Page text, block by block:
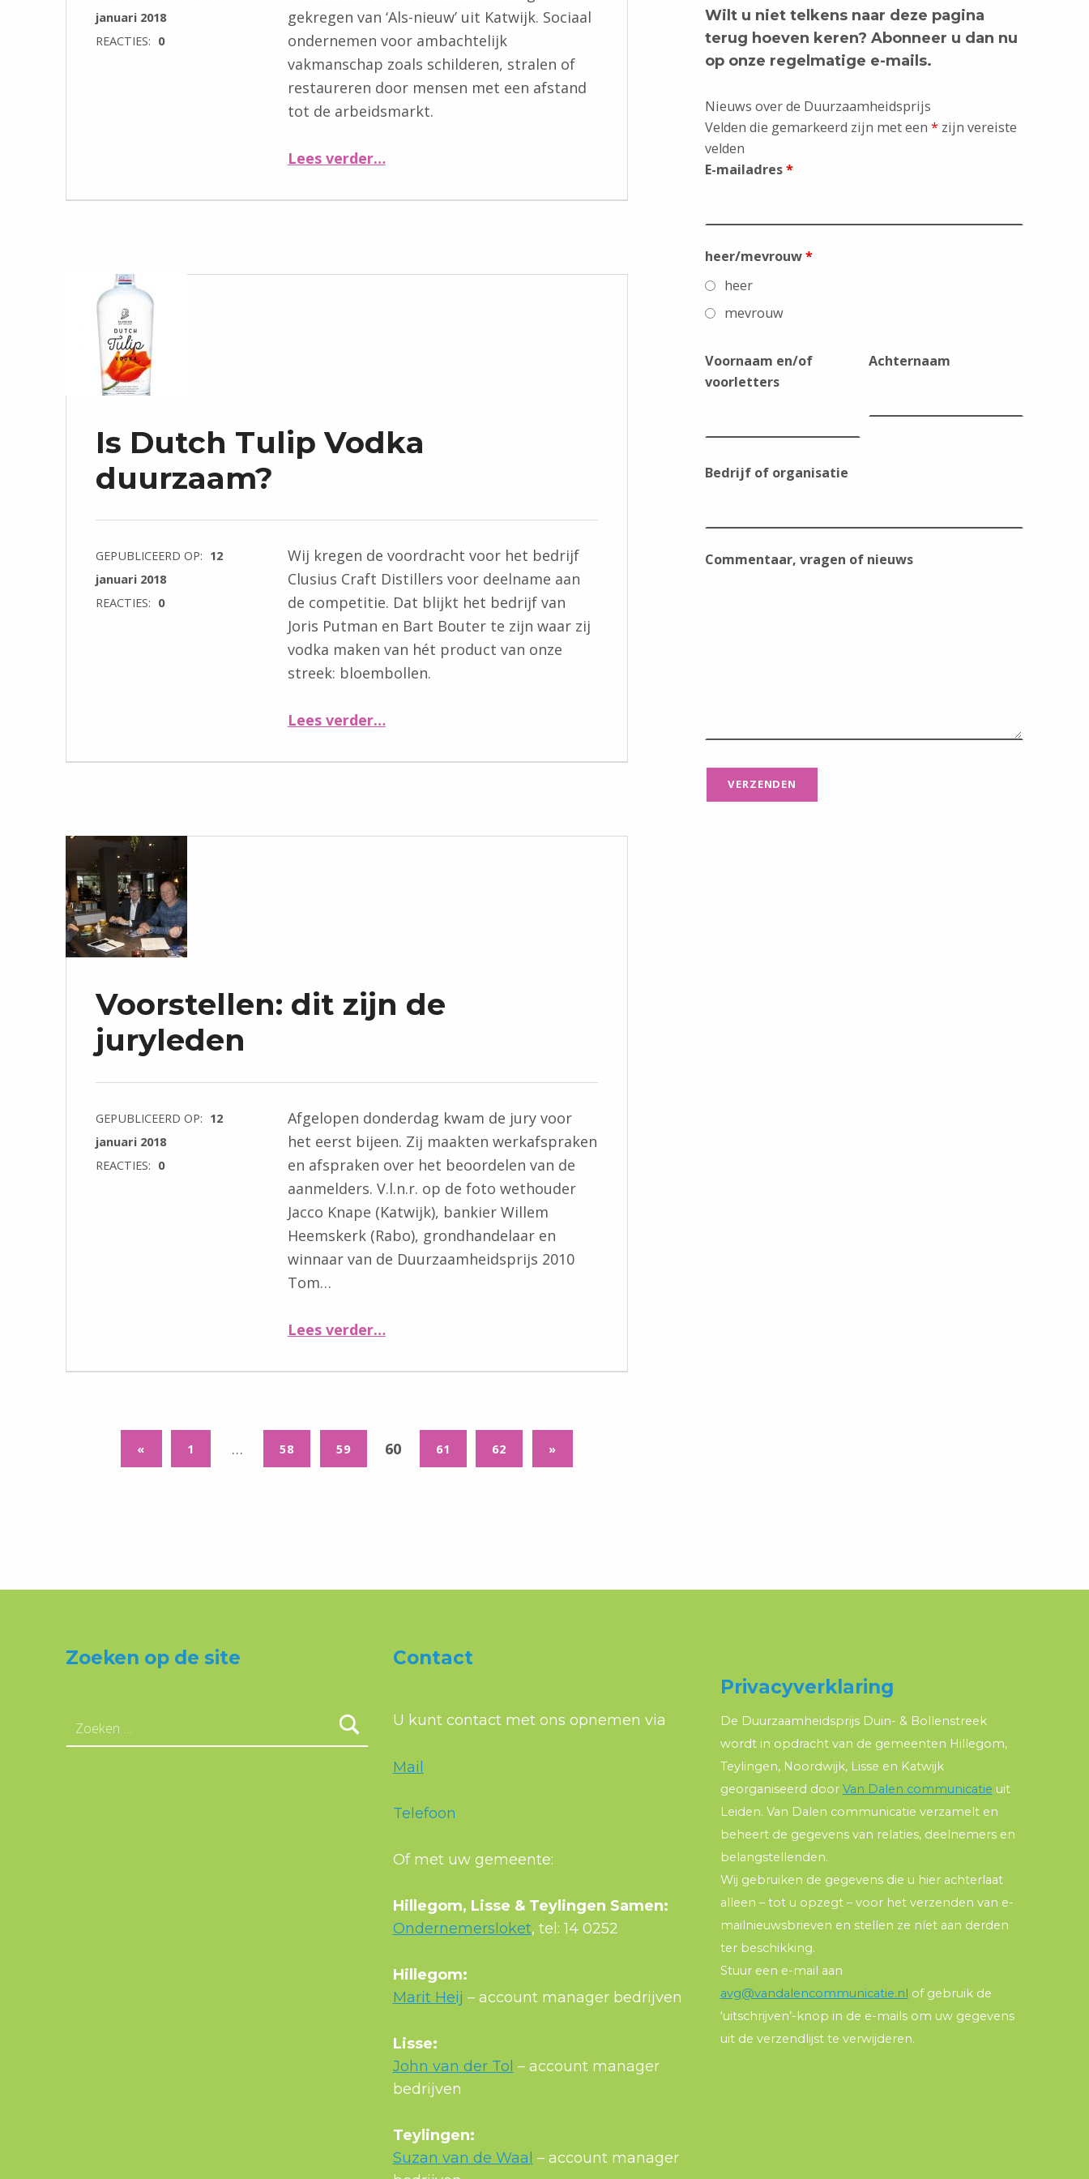
januari 2018
REACTIES: 0
gekregen van ‘Als-nieuw’ uit Katwijk. Sociaal
ondernemen voor ambachtelijk
vakmanschap zoals schilderen, stralen of
restaureren door mensen met een afstand
tot de arbeidsmarkt.
Lees verder…
Is Dutch Tulip Vodka
duurzaam?
GEPUBLICEERD OP: 12
januari 2018
REACTIES: 0
Wij kregen de voordracht voor het bedrijf
Clusius Craft Distillers voor deelname aan
de competitie. Dat blijkt het bedrijf van
Joris Putman en Bart Bouter te zijn waar zij
vodka maken van hét product van onze
streek: bloembollen.
Lees verder…
Voorstellen: dit zijn de
juryleden
GEPUBLICEERD OP: 12
januari 2018
REACTIES: 0
Afgelopen donderdag kwam de jury voor
het eerst bijeen. Zij maakten werkafspraken
en afspraken over het beoordelen van de
aanmelders. V.l.n.r. op de foto wethouder
Jacco Knape (Katwijk), bankier Willem
Heemskerk (Rabo), grondhandelaar en
winnaar van de Duurzaamheidsprijs 2010
Tom…
Lees verder…
« VORIGE PAGINA
1 … 58 59 60 61 62 VOLGENDE PAGINA
»
Wilt u niet telkens naar deze pagina
terug hoeven keren? Abonneer u dan nu
op onze regelmatige e-mails.
Nieuws over de Duurzaamheidsprijs
Velden die gemarkeerd zijn met een* zijn vereiste
velden
E-mailadres*
heer/mevrouw*
heer
mevrouw
Voornaam en/of
voorletters
Achternaam
Bedrijf of organisatie
Commentaar, vragen of nieuws
Zoeken op de site Contact
U kunt contact met ons opnemen via
Mail
Telefoon
Of met uw gemeente:
Hillegom, Lisse & Teylingen Samen:
Ondernemersloket, tel: 14 0252
Hillegom:
Marit Heij – account manager bedrijven
Lisse:
John van der Tol – account manager
bedrijven
Teylingen:
Suzan van de Waal – account manager
Privacyverklaring
De Duurzaamheidsprijs Duin- & Bollenstreek
wordt in opdracht van de gemeenten Hillegom,
Teylingen, Noordwijk, Lisse en Katwijk
georganiseerd door Van Dalen communicatie uit
Leiden. Van Dalen communicatie verzamelt en
beheert de gegevens van relaties, deelnemers en
belangstellenden.
Wij gebruiken de gegevens die u hier achterlaat
alleen – tot u opzegt – voor het verzenden van e-
mailnieuwsbrieven en stellen ze níet aan derden
ter beschikking.
Stuur een e-mail aan
avg@vandalencommunicatie.nl of gebruik de
‘uitschrijven’-knop in de e-mails om uw gegevens
uit de verzendlijst te verwijderen.